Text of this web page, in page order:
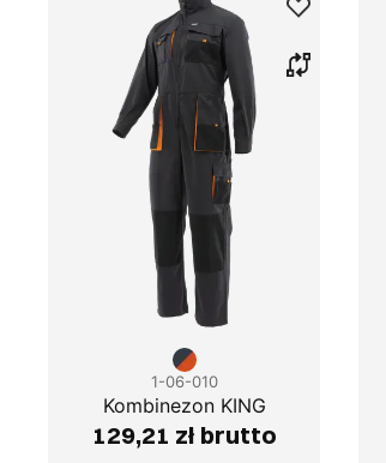
1-06-010
Kombinezon KING
129,21 zł brutto